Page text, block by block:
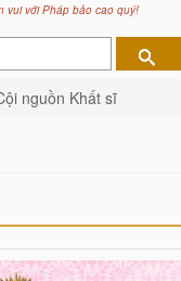
vui với Pháp bảo cao quý!
nguồn Khất sĩ